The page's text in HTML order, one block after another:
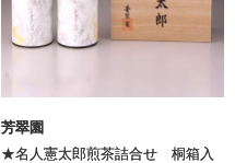
芳翠園
★名人憲太郎煎茶詰合せ 桐箱入